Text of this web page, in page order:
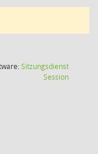
Sitzungsdienst
Session(Wird in